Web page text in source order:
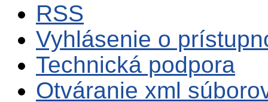
RSS
Vyhlásenie o
Technická podpora
Otváranie xml